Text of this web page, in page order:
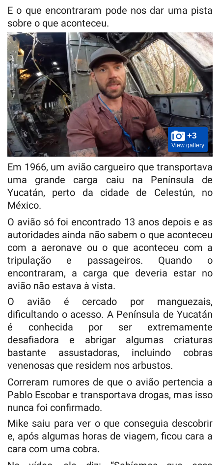
E o que encontraram pode nos dar uma pista
sobre o que aconteceu.
+3
View gallery
Em 1966, um avião cargueiro que transportava
uma grande carga caiu na Península de
Yucatán, perto da cidade de Celestún, no
México.
O avião só foi encontrado 13 anos depois e as
autoridades ainda não sabem o que aconteceu
com a aeronave ou o que aconteceu com a
tripulação e passageiros. Quando o
encontraram, a carga que deveria estar no
avião não estava à vista.
O avião é cercado por manguezais,
dificultando o acesso. A Península de Yucatán
é conhecida por ser extremamente
desafiadora e abrigar algumas criaturas
bastante assustadoras, incluindo cobras
venenosas que residem nos arbustos.
Correram rumores de que o avião pertencia a
Pablo Escobar e transportava drogas, mas isso
nunca foi confirmado.
Mike saiu para ver o que conseguia descobrir
e, após algumas horas de viagem, ficou cara a
cara com uma cobra.